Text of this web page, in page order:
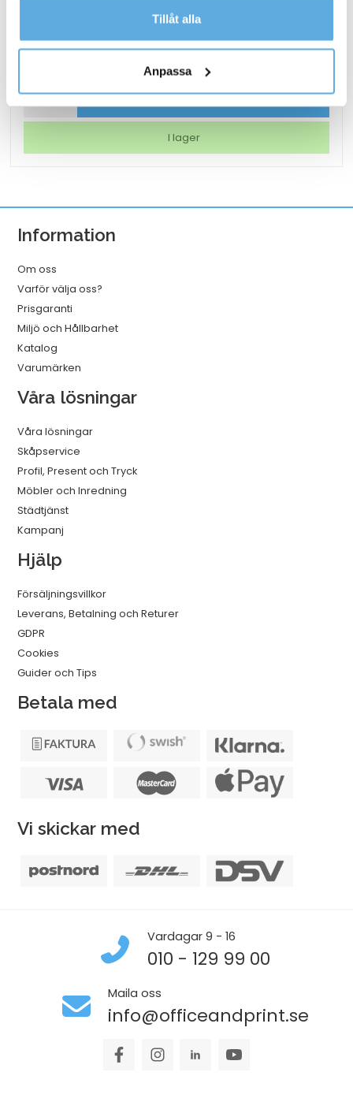
Läs mer i vår integritetspolicy om vilka vi är, hur du
kontaktar oss och på vilket sätt vi behandlar
Tillåt alla
Anpassa
Torkrulle Tork W1/2/3 Rengöringsduk Slitstark
Vit 320mmx114m
1 048,75
Torkrulle
Rengöringsduk
320mmx114m
mängd
I lager
Information
Om oss
Varför välja oss?
Prisgaranti
Miljö och Hållbarhet
Katalog
Varumärken
Våra lösningar
Våra lösningar
Skåpservice
Profil, Present och Tryck
Möbler och Inredning
Städtjänst
Kampanj
Hjälp
Försäljningsvillkor
Leverans, Betalning och Returer
GDPR
Cookies
Guider och Tips
Betala med
Vi skickar med
Vardagar 9 - 16
010 - 129 99 00
Maila oss
info@officeandprint.se